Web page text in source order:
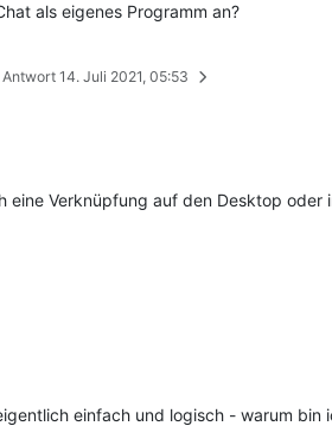
als eigenes Programm an?
Antwort 14. Juli 2021, 05:53
eine Verknüpfung auf den Desktop oder
einfach und logisch - warum bin